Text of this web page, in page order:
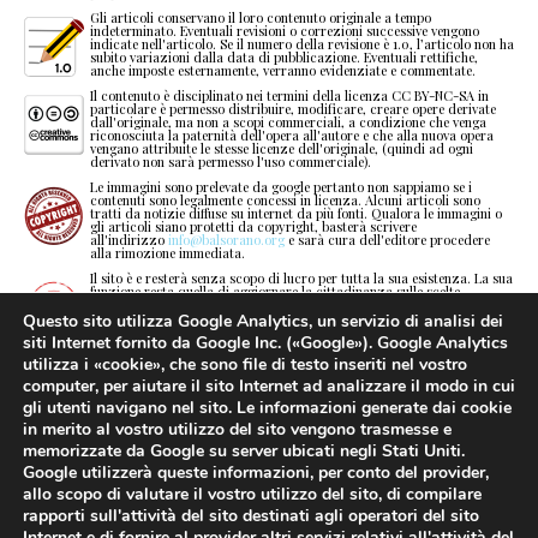
l
m
n
o
p
q
r
s
t
u
v
>
/
?
.
,
a
b
c
d
e
f
>
/
?
.
,
a
b
c
d
e
f
,
a
b
c
d
e
f
g
h
i
j
H
I
J
K
L
M
N
O
P
Q
R
a
b
c
d
e
f
g
h
i
j
k
d
e
f
g
h
i
j
k
l
m
n
<
>
/
?
.
,
a
b
c
d
e
Gli articoli conservano il loro contenuto originale a tempo
indeterminato. Eventuali revisioni o correzioni successive vengono
indicate nell'articolo. Se il numero della revisione è 1.0, l’articolo non ha
subito variazioni dalla data di pubblicazione. Eventuali rettifiche,
anche imposte esternamente, verranno evidenziate e commentate.
Il contenuto è disciplinato nei termini della licenza CC BY-NC-SA in
particolare è permesso distribuire, modificare, creare opere derivate
dall'originale, ma non a scopi commerciali, a condizione che venga
riconosciuta la paternità dell'opera all'autore e che alla nuova opera
vengano attribuite le stesse licenze dell'originale, (quindi ad ogni
derivato non sarà permesso l'uso commerciale).
Le immagini sono prelevate da google pertanto non sappiamo se i
contenuti sono legalmente concessi in licenza. Alcuni articoli sono
tratti da notizie diffuse su internet da più fonti. Qualora le immagini o
gli articoli siano protetti da copyright, basterà scrivere
all'indirizzo info@balsorano.org e sarà cura dell'editore procedere
alla rimozione immediata.
Il sito è e resterà senza scopo di lucro per tutta la sua esistenza. La sua
funzione resta quella di aggiornare la cittadinanza sulle scelte
contribuire alla sua stessa crescita. Inoltre si cercherà di tenervi
aggiornati sulle novità normative che di volta in volta vengono emanate.
Gli articoli pubblicati non sono proforma ma risultati di ricerche,
analisi e valutazioni, scritti nel poco tempo a disposizione. Sicuramente
non privi di errori dovuti all'impossibilità di perfezionare quanto
pubblicato in tempi rapidi. L’obiettivo resta quello di fornire
informazioni veritiere in maniera totalmente gratuita e sufficientemente
corretta.
La critica politica, se è vero che può essere di parte, è utile per
“esaminare e valutare gli uomini nel loro operato e il risultato o i
risultati della loro attività per scegliere, selezionare, distinguere il vero
dal falso, il certo dal probabile, il bello dal meno bello o dal brutto, il
buono dal cattivo o dal meno buono". Un critico è qualcuno che da’ il
meglio di sé quando qualcun altro ha dato il proprio peggio.
Questo sito utilizza Google Analytics, un servizio di analisi dei
siti Internet fornito da Google Inc. («Google»). Google Analytics
utilizza i «cookie», che sono file di testo inseriti nel vostro
computer, per aiutare il sito Internet ad analizzare il modo in cui
gli utenti navigano nel sito. Le informazioni generate dai cookie
in merito al vostro utilizzo del sito vengono trasmesse e
memorizzate da Google su server ubicati negli Stati Uniti.
Google utilizzerà queste informazioni, per conto del provider,
allo scopo di valutare il vostro utilizzo del sito, di compilare
rapporti sull'attività del sito destinati agli operatori del sito